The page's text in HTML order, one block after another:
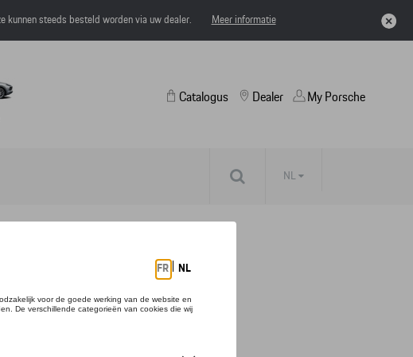
kunnen steeds besteld worden via uw dealer. Meer informatie
Catalogus Dealer My Porsche
NL